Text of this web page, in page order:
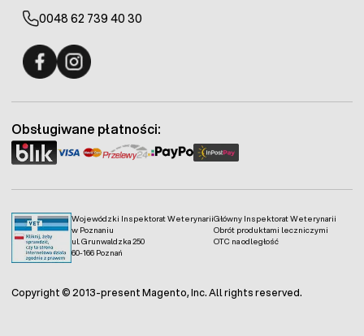
0048 62 739 40 30
Wojewódzki Inspektorat Weterynarii
w Poznaniu
ul. Grunwaldzka 250
60-166 Poznań
Główny Inspektorat Weterynarii
Obrót produktami leczniczymi
OTC na odległość
Obsługiwane płatności:
Copyright © 2013-present Magento, Inc. All rights reserved.